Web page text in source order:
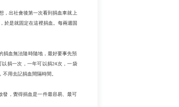
，出社會後第一次看到捐血車就上
於是就固定在這裡捐血。每兩週固
捐血無法隨時隨地，最好要事先預
捐一次，一年可以捐24次，一袋
用去記捐血間隔時間。
發，覺得捐血是一件最容易、最可